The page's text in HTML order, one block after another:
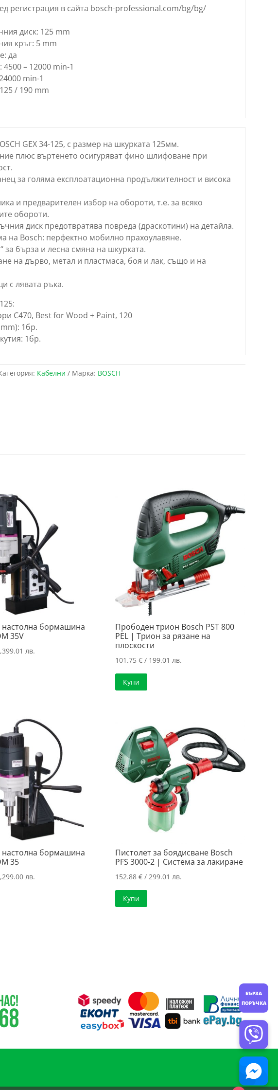
регистрация в сайта bosch-professional.com/bg/bg/
диск: 125 mm
кръг: 5 mm
да
– 12000 min-1
min-1
/ 190 mm
GEX 34-125, с размер на шкурката 125мм.
плюс въртенето осигуряват фино шлифоване при
за голяма експлоатационна продължителност и висока
и предварителен избор на обороти, т.е. за всяко
обороти.
диск предотвратява повреда (драскотини) на детайла.
на Bosch: перфектно мобилно прахоулавяне.
за бърза и лесна смяна на шкурката.
на дърво, метал и пластмаса, боя и лак, също и на
с лявата ръка.
C470, Best for Wood + Paint, 120
1бр.
1бр.
Кабелни Марка: BOSCH
настолна бормашина
35V
лв.
Прободен трион Bosch PST 800
PEL | Трион за рязане на
плоскости
101.75 €/ 199.01 лв.
Купи
настолна бормашина
35
лв.
Пистолет за боядисване Bosch
PFS 3000-2 | Система за лакиране
152.88 €/ 299.01 лв.
Купи
БЪРЗА
ПОРЪЧКА